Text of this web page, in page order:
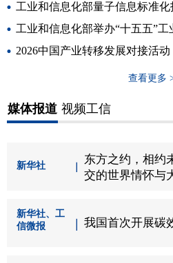
查看更多
媒体报道 视频工信
新华社
东方之约，相
交的世界情怀与
新华社、工
信微报
我国首次开展碳